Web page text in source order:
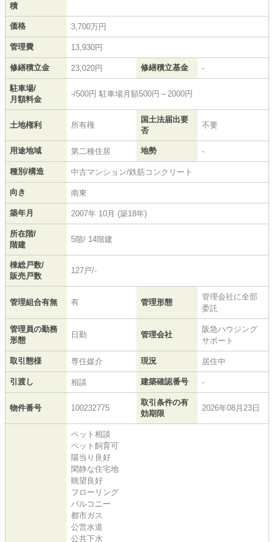
積
価格 3,700万円
管理費 13,930円
修繕積立金 23,020円 修繕積立基金 -
駐車場/
月額料金
-/500円 駐車場月額500円～2000円
土地権利 所有権
国土法届出要
否
不要
用途地域 第二種住居 地勢 -
種別/構造 中古マンション/鉄筋コンクリート
向き 南東
築年月 2007年 10月 (築18年)
所在階/
階建
5階/ 14階建
棟総戸数/
販売戸数
127戸/-
管理組合有無 有 管理形態
管理会社に全部
委託
管理員の勤務
形態
日勤 管理会社
阪急ハウジング
サポート
取引態様 専任媒介 現況 居住中
引渡し 相談 建築確認番号 -
物件番号 100232775
取引条件の有
効期限
2026年08月23日
ペット相談
ペット飼育可
陽当り良好
閑静な住宅地
眺望良好
フローリング
バルコニー
都市ガス
公営水道
公共下水